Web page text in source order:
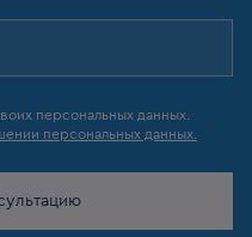
персональных данных.
персональных данных.